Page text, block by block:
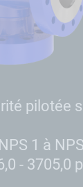
pilotée
1 à
- 3705,0